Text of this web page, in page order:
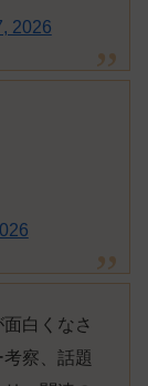
2026
白くなさ
察、話題